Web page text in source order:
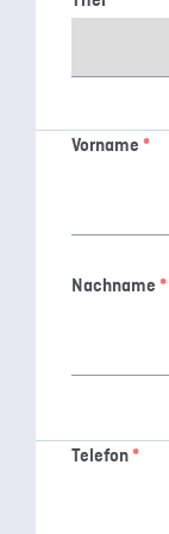
Vorname *
Nachname *
Telefon*